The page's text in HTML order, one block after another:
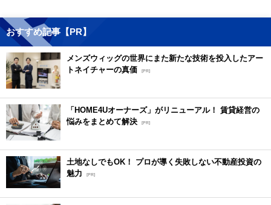
おすすめ記事【PR】
メンズウィッグの世界にまた新たな技術を投入したアー
トネイチャーの真価
[PR]
「HOME4Uオーナーズ」がリニューアル！ 賃貸経営の
悩みをまとめて解決 [PR]
土地なしでもOK！ プロが導く失敗しない不動産投資の
魅力
[PR]